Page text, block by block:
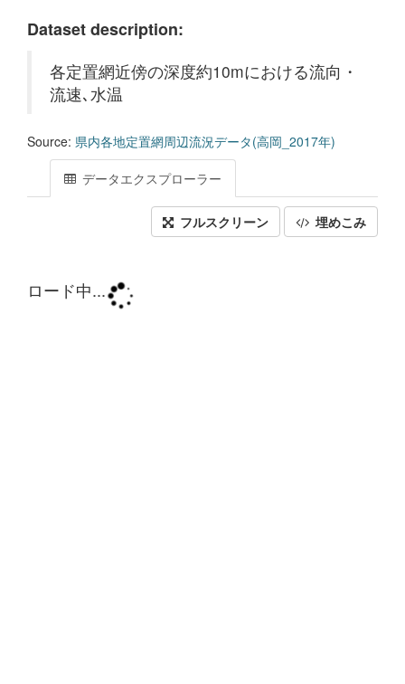
Dataset description:
各定置網近傍の深度約10mにおける流向・
流速､水温
Source: 県内各地定置網周辺流況データ(高岡_2017年)
データエクスプローラー
フルスクリーン 埋めこみ